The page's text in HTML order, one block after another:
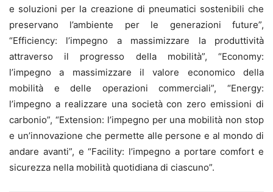
e soluzioni per la creazione di pneumatici sostenibili che
preservano l’ambiente per le generazioni future”,
“Efficiency: l’impegno a massimizzare la produttività
attraverso il progresso della mobilità”, “Economy:
l’impegno a massimizzare il valore economico della
mobilità e delle operazioni commerciali”, “Energy:
l’impegno a realizzare una società con zero emissioni di
carbonio”, “Extension: l’impegno per una mobilità non stop
e un’innovazione che permette alle persone e al mondo di
andare avanti”, e “Facility: l’impegno a portare comfort e
sicurezza nella mobilità quotidiana di ciascuno”.